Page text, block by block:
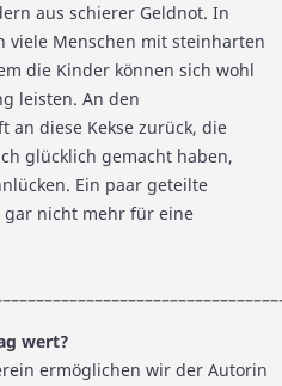
aus schierer Geldnot. In
viele Menschen mit steinharten
die Kinder können sich wohl
leisten. An den
an diese Kekse zurück, die
glücklich gemacht haben,
Ein paar geteilte
gar nicht mehr für eine
wert?
ermöglichen wir der Autorin